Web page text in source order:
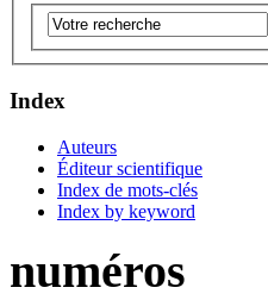
Index
Auteurs
Éditeur scientifique
Index de mots-clés
Index by keyword
numéros